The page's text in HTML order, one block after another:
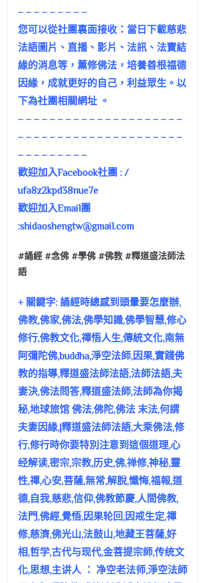
– – – – – – – – –
您可以從社團裏面接收：當日下載慈悲
法語圖片、直播、影片、法訊、法寶結
緣的消息等，薰修佛法，培養善根福德
因緣，成就更好的自己，利益眾生。以
下為社團相關網址 。
– – – – – – – – – – – – – – – – – – – – –
– – – – – – – – – – – – – – – – – – – – –
– – – – – – – – –
歡迎加入Facebook社團 : /
ufa8z2kpd38nue7e
歡迎加入Email團
:shidaoshengtw@gmail.com
#誦經 #念佛 #學佛 #佛教 #釋道盛法師法
語
+ 關鍵字: 誦經時總感到頭暈要怎麼辦,
佛教,佛家,佛法,佛學知識,佛學智慧,修心
修行,佛教文化,禪悟人生,傳統文化,南無
阿彌陀佛,buddha,淨空法師,因果,實踐佛
教的指導,釋道盛法師法語,法師法語,夫
妻決,佛法問答,釋道盛法師,法師為你揭
秘,地球旅馆 佛法,佛陀,佛法 末法,何謂
夫妻因緣,|釋道盛法師法語,大乘佛法,修
行,修行時你要特別注意到這個道理,心
经解读,密宗,宗教,历史,佛,禅修,神秘,靈
性,禪,心安,菩薩,無常,解脫,懺悔,福報,道
德,自我,慈悲,信仰,佛教節慶,人間佛教,
法門,佛經,覺悟,因果轮回,因戒生定,禪
修,慈濟,佛光山,法鼓山,地藏王菩薩,好
相,哲学,古代与现代,金菩提宗師,传统文
化,思想,主讲人 ： 净空老法师,淨空法師